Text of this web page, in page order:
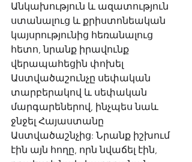
Անկախություն և ազատություն
ստանալուց և քրիստոնեական
կայսրությունից հեռանալուց
հետո, նրանք իրավունք
վերապահեցին փոխել
Աստվածաշունչը սեփական
տարբերակով և սեփական
մարգարեներով, ինչպես նաև
ջնջել Հայաստանը
Աստվածաշնչից: Նրանք իշխում
էին այն հողը, որն նվաճել էին,